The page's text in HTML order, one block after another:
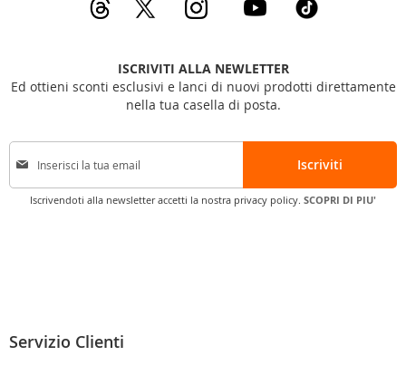
ISCRIVITI ALLA NEWLETTER
Ed ottieni sconti esclusivi e lanci di nuovi prodotti direttamente
nella tua casella di posta.
I
c
l
Iscriviti
Iscrivendoti alla newsletter accetti la nostra privacy policy. SCOPRI DI PIU'
Servizio Clienti